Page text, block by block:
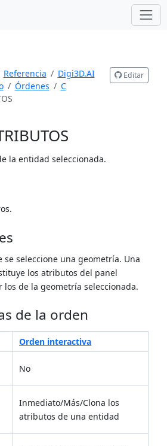
Referencia
Digi3D.AI
Órdenes
C
Editar
la entidad seleccionada.
se seleccione una geometría. Una
los atributos del panel
los de la geometría seleccionada.
de la orden
Orden interactiva
No
Inmediato/Más/Clona los
atributos de una entidad